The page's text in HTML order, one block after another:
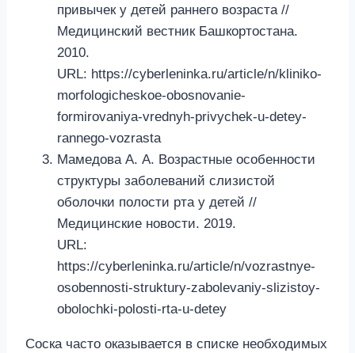
привычек у детей раннего возраста //
Медицинский вестник Башкортостана.
2010.
URL: https://cyberleninka.ru/article/n/kliniko-
morfologicheskoe-obosnovanie-
formirovaniya-vrednyh-privychek-u-detey-
rannego-vozrasta
Мамедова А. А. Возрастные особенности
структуры заболеваний слизистой
оболочки полости рта у детей //
Медицинские новости. 2019.
URL:
https://cyberleninka.ru/article/n/vozrastnye-
osobennosti-struktury-zabolevaniy-slizistoy-
obolochki-polosti-rta-u-detey
Соска часто оказывается в списке необходимых